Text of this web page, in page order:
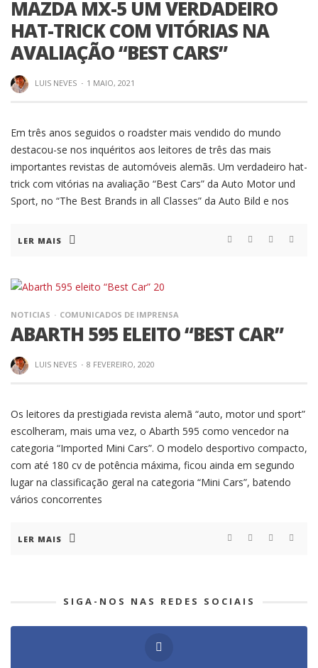
MAZDA MX-5 UM VERDADEIRO
HAT-TRICK COM VITÓRIAS NA
AVALIAÇÃO “BEST CARS”
LUIS NEVES · 1 MAIO, 2021
Em três anos seguidos o roadster mais vendido do mundo
destacou-se nos inquéritos aos leitores de três das mais
importantes revistas de automóveis alemãs. Um verdadeiro hat-
trick com vitórias na avaliação “Best Cars” da Auto Motor und
Sport, no “The Best Brands in all Classes” da Auto Bild e nos
LER MAIS
NOTICIAS COMUNICADOS DE IMPRENSA
ABARTH 595 ELEITO “BEST CAR”
LUIS NEVES · 8 FEVEREIRO, 2020
Os leitores da prestigiada revista alemã “auto, motor und sport”
escolheram, mais uma vez, o Abarth 595 como vencedor na
categoria “Imported Mini Cars”. O modelo desportivo compacto,
com até 180 cv de potência máxima, ficou ainda em segundo
lugar na classificação geral na categoria “Mini Cars”, batendo
vários concorrentes
LER MAIS
SIGA-NOS NAS REDES SOCIAIS